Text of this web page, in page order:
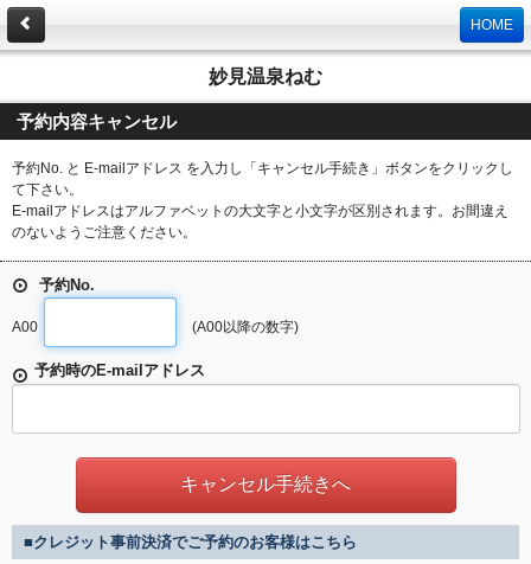
HOME
妙見温泉ねむ
予約内容キャンセル
予約No. と E-mailアドレス を入力し「キャンセル手続き」ボタンをクリックし
て下さい。
E-mailアドレスはアルファベットの大文字と小文字が区別されます。お間違え
のないようご注意ください。
予約No.
A00 (A00以降の数字)
予約時のE-mailアドレス
■クレジット事前決済でご予約のお客様はこちら